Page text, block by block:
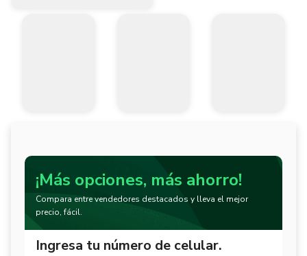
¡Más opciones, más ahorro!
Compara entre vendedores destacados y lleva el mejor
precio, fácil.
Ingresa tu número de celular.